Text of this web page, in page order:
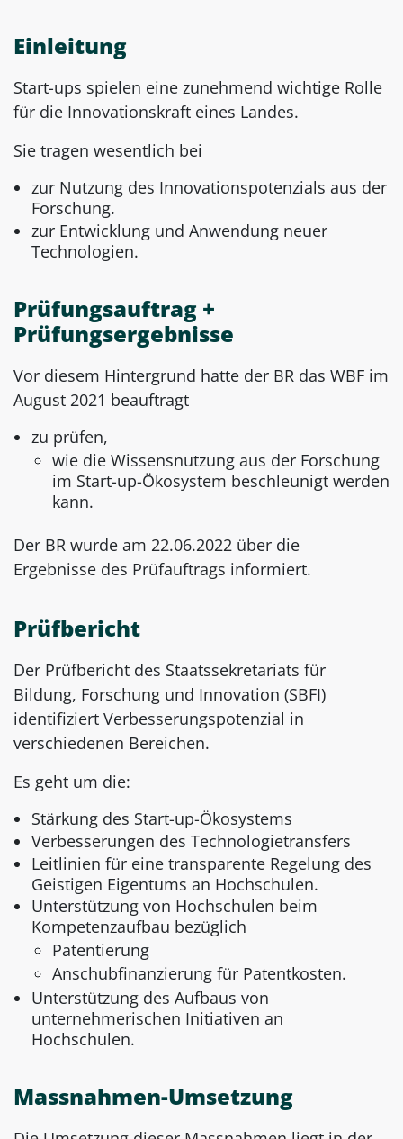
Einleitung
Start-ups spielen eine zunehmend wichtige Rolle
für die Innovationskraft eines Landes.
Sie tragen wesentlich bei
zur Nutzung des Innovationspotenzials aus der
Forschung.
zur Entwicklung und Anwendung neuer
Technologien.
Prüfungsauftrag +
Prüfungsergebnisse
Vor diesem Hintergrund hatte der BR das WBF im
August 2021 beauftragt
zu prüfen,
wie die Wissensnutzung aus der Forschung
im Start-up-Ökosystem beschleunigt werden
kann.
Der BR wurde am 22.06.2022 über die
Ergebnisse des Prüfauftrags informiert.
Prüfbericht
Der Prüfbericht des Staatssekretariats für
Bildung, Forschung und Innovation (SBFI)
identifiziert Verbesserungspotenzial in
verschiedenen Bereichen.
Es geht um die:
Stärkung des Start-up-Ökosystems
Verbesserungen des Technologietransfers
Leitlinien für eine transparente Regelung des
Geistigen Eigentums an Hochschulen.
Unterstützung von Hochschulen beim
Kompetenzaufbau bezüglich
Patentierung
Anschubfinanzierung für Patentkosten.
Unterstützung des Aufbaus von
unternehmerischen Initiativen an
Hochschulen.
Massnahmen-Umsetzung